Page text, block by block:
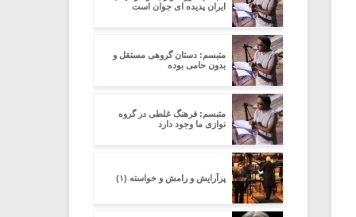
ایران پدیده ای جوان است
متبسم: دستان گروهی مستقل و
بدون حامی بوده
متبسم: فرهنگ غلطی در گروه
نوازی ما وجود دارد
پرآرایش و رامش و خواسته (۱)